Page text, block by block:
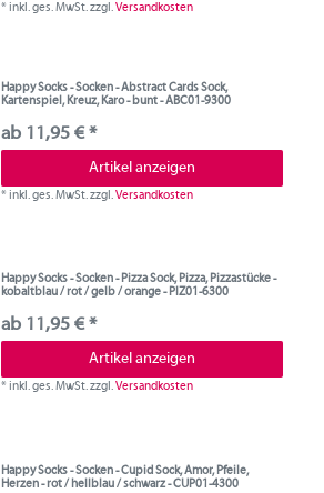
*inkl. ges. MwSt.zzgl.Versandkosten
Happy Socks - Socken - Abstract Cards Sock,
Kartenspiel, Kreuz, Karo - bunt - ABC01-9300
ab 11,95 € *
Artikel anzeigen
*inkl. ges. MwSt.zzgl.Versandkosten
Happy Socks - Socken - Pizza Sock, Pizza, Pizzastücke -
kobaltblau / rot / gelb / orange - PIZ01-6300
ab 11,95 € *
Artikel anzeigen
*inkl. ges. MwSt.zzgl.Versandkosten
Happy Socks - Socken - Cupid Sock, Amor, Pfeile,
Herzen - rot / hellblau / schwarz - CUP01-4300